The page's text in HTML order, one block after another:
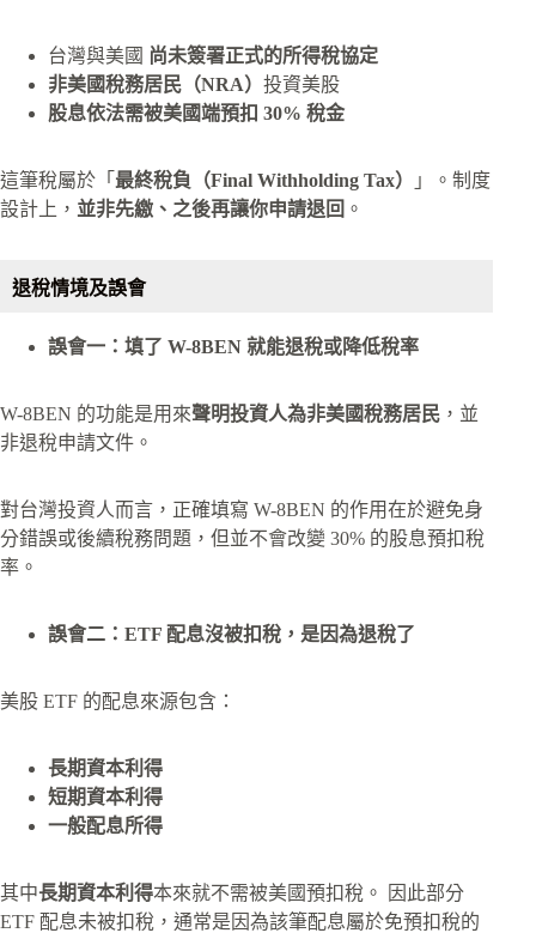
台灣與美國 尚未簽署正式的所得稅協定
非美國稅務居民（NRA） 投資美股
股息依法需被美國端預扣 30% 稅金
這筆稅屬於「 最終稅負（Final Withholding Tax）
」。制度
設計上， 並非先繳、之後再讓你申請退回 。
退稅情境及誤會
誤會一：填了 W-8BEN 就能退稅或降低稅率
W-8BEN 的功能是用來聲明投資人為非美國稅務居民 ，並
非退稅申請文件。
對台灣投資人而言，正確填寫 W-8BEN 的作用在於避免身
分錯誤或後續稅務問題，但並不會改變 30% 的股息預扣稅
率。
誤會二：ETF 配息沒被扣稅，是因為退稅了
美股 ETF 的配息來源包含：
長期資本利得
短期資本利得
一般配息所得
其中長期資本利得本來就不需被美國預扣稅。 因此部分
ETF 配息未被扣稅，通常是因為該筆配息屬於免預扣稅的